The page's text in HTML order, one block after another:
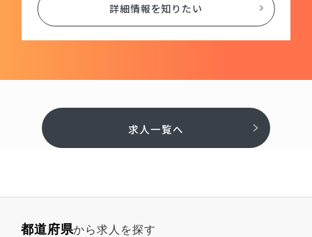
詳細情報を知りたい
求人一覧へ
都道府県から求人を探す